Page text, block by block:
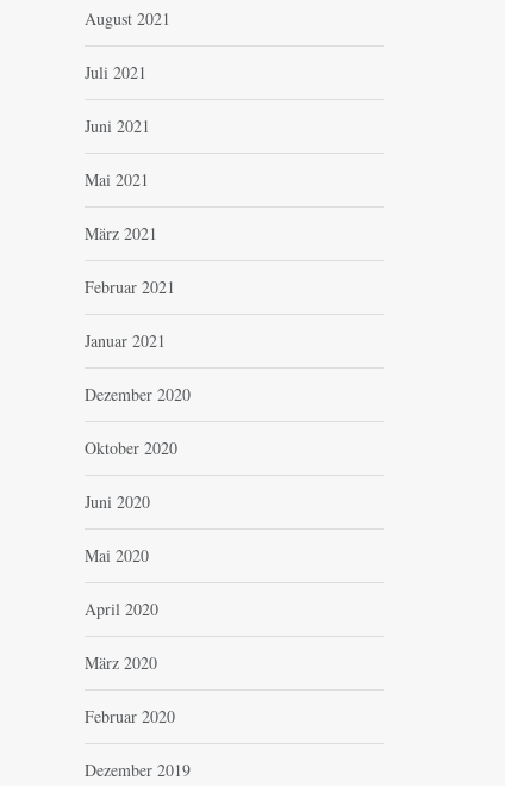
August 2021
Juli 2021
Juni 2021
Mai 2021
März 2021
Februar 2021
Januar 2021
Dezember 2020
Oktober 2020
Juni 2020
Mai 2020
April 2020
März 2020
Februar 2020
Dezember 2019